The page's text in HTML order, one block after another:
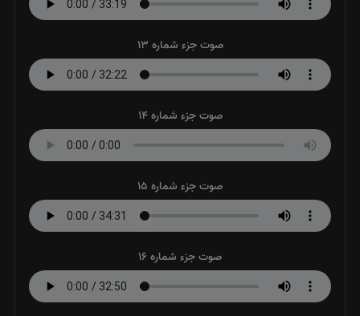
صوت جزء شماره 13
صوت جزء شماره 14
صوت جزء شماره 15
صوت جزء شماره 16